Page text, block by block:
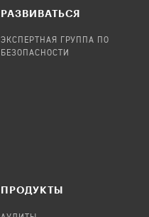
РАЗВИВАТЬСЯ
ЭКСПЕРТНАЯ ГРУППА ПО
БЕЗОПАСНОСТИ
ПРОДУКТЫ